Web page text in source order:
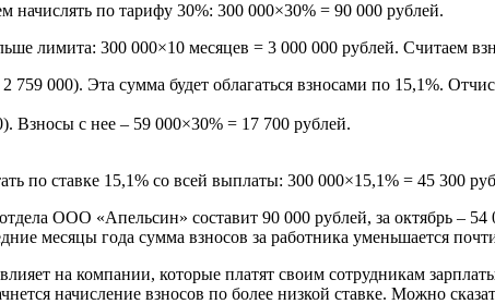
начислять по тарифу 30%: 300 000×30% = 90 000 рублей.
лимита: 300 000×10 месяцев = 3 000 000 рублей. Считаем
000). Эта сумма будет облагаться взносами по 15,1%.
Взносы с нее – 59 000×30% = 17 700 рублей.
по ставке 15,1% со всей выплаты: 300 000×15,1% = 45 300
ООО «Апельсин» составит 90 000 рублей, за октябрь –
месяцы года сумма взносов за работника уменьшается
на компании, которые платят своим сотрудникам
начисление взносов по более низкой ставке. Можно